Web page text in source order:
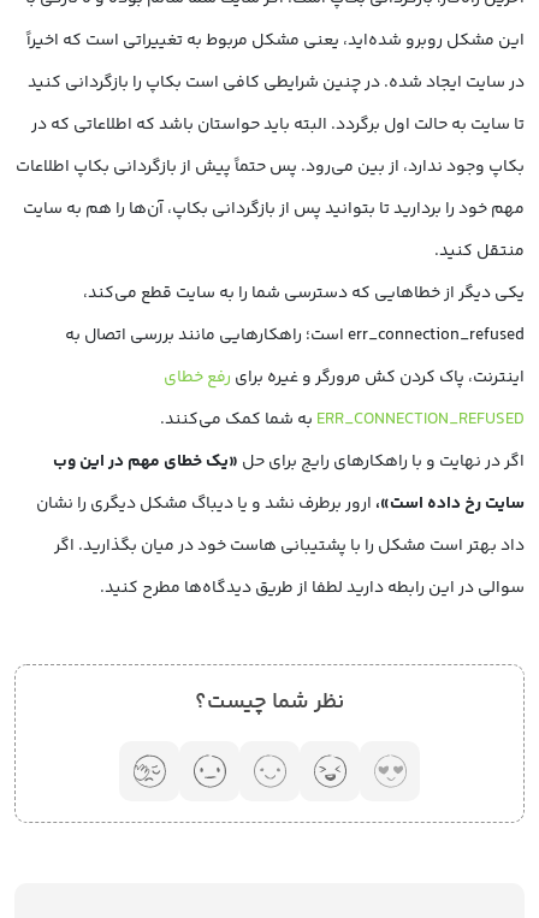
این مشکل روبرو شده‌اید، یعنی مشکل مربوط به تغییراتی است که اخیراً
در سایت ایجاد شده. در چنین شرایطی کافی است بکاپ را بازگردانی کنید
تا سایت به حالت اول برگردد. البته باید حواستان باشد که اطلاعاتی که در
بکاپ وجود ندارد، از بین می‌رود. پس حتماً پیش از بازگردانی بکاپ اطلاعات
مهم خود را بردارید تا بتوانید پس از بازگردانی بکاپ، آن‌ها را هم به سایت
منتقل کنید.
یکی دیگر از خطاهایی که دسترسی شما را به سایت قطع می‌کند،
err_connection_refused است؛ راهکارهایی مانند بررسی اتصال به
اینترنت، پاک کردن کش مرورگر و غیره برای رفع خطای
ERR_CONNECTION_REFUSED به شما کمک می‌کنند.
اگر در نهایت و با راهکارهای رایج برای حل «یک خطای مهم در این وب
سایت رخ داده است»، ارور برطرف نشد و یا دیباگ مشکل دیگری را نشان
داد بهتر است مشکل را با پشتیبانی هاست خود در میان بگذارید. اگر
سوالی در این رابطه دارید لطفا از طریق دیدگاه‌ها مطرح کنید.
نظر شما چیست؟